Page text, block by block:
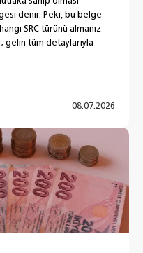
denir. Peki, bu belge
SRC türünü almanız
gelin tüm detaylarıyla
08.07.2026